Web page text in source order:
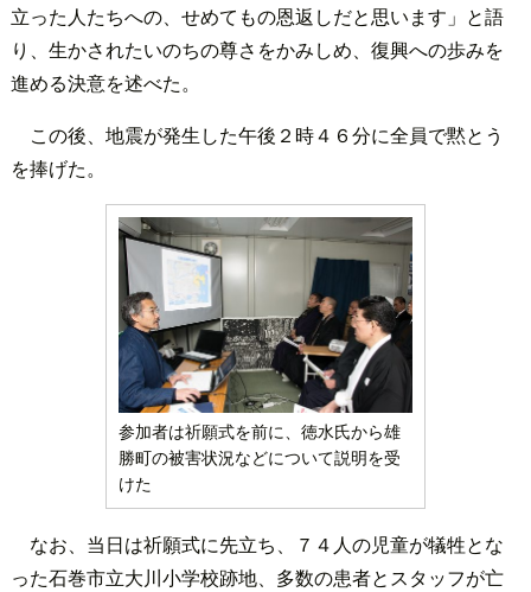
立った人たちへの、せめてもの恩返しだと思います」と語
り、生かされたいのちの尊さをかみしめ、復興への歩みを
進める決意を述べた。
この後、地震が発生した午後２時４６分に全員で黙とう
を捧げた。
参加者は祈願式を前に、徳水氏から雄
勝町の被害状況などについて説明を受
けた
なお、当日は祈願式に先立ち、７４人の児童が犠牲とな
った石巻市立大川小学校跡地、多数の患者とスタッフが亡